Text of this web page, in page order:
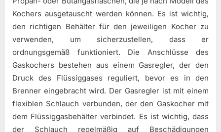
Kochers ausgetauscht werden können. Es ist wichtig,
den richtigen Behälter für den jeweiligen Kocher zu
verwenden, um sicherzustellen, dass er
ordnungsgemäß funktioniert. Die Anschlüsse des
Gaskochers bestehen aus einem Gasregler, der den
Druck des Flüssiggases reguliert, bevor es in den
Brenner eingebracht wird. Der Gasregler ist mit einem
flexiblen Schlauch verbunden, der den Gaskocher mit
dem Flüssiggasbehälter verbindet. Es ist wichtig, dass
der Schlauch regelmäßig auf Beschädigungen